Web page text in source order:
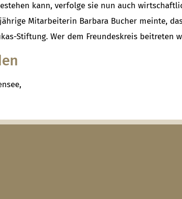
kann, verfolge sie nun auch
Mitarbeiterin Barbara Bucher meinte,
Stiftung. Wer dem Freundeskreis beitreten